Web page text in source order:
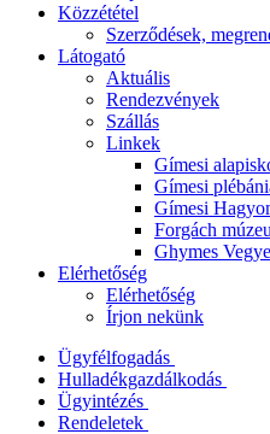
Közzététel
Szerződések,
Látogató
Aktuális
Rendezvények
Szállás
Linkek
Gímesi
Gímesi
Gímesi
Forgách
Ghymes
Elérhetőség
Elérhetőség
Írjon nekünk
Ügyfélfogadás
Hulladékgazdálkodás
Ügyintézés
Rendeletek